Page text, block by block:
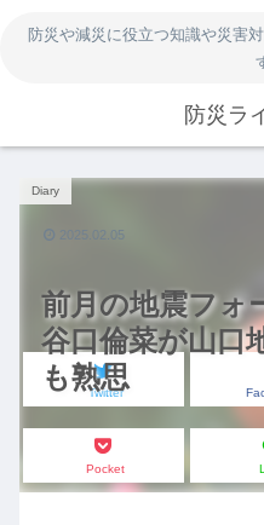
防災や減災に役立つ知識や災害
防災ラ
前月の地震フォ
谷口倫菜が山口
も熟思
Diary
Twitter
Pocket
2025.02.05